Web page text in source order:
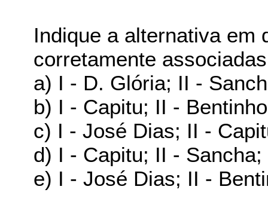
Indique a alternativa em
corretamente
a) I - D. Glória; II -
b) I - Capitu; II -
c) I - José Dias; II -
d) I - Capitu; II -
e) I - José Dias; II -